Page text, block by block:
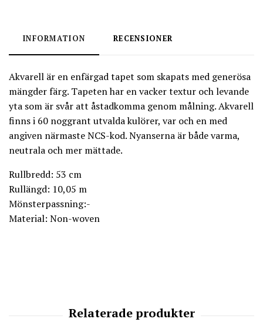
INFORMATION RECENSIONER
Akvarell är en enfärgad tapet som skapats med generösa
mängder färg. Tapeten har en vacker textur och levande
yta som är svår att åstadkomma genom målning. Akvarell
finns i 60 noggrant utvalda kulörer, var och en med
angiven närmaste NCS-kod. Nyanserna är både varma,
neutrala och mer mättade.
Rullbredd: 53 cm
Rullängd: 10,05 m
Mönsterpassning:-
Material: Non-woven